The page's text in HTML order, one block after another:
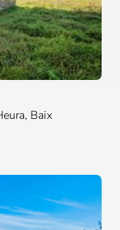
Baix